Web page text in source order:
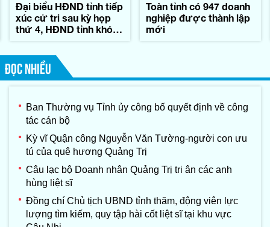
Đại biểu HĐND tỉnh tiếp
xúc cử tri sau kỳ họp
thứ 4, HĐND tỉnh khóa
Toàn tỉnh có 947 doanh
nghiệp được thành lập
mới
ĐỌC NHIỀU
Ban Thường vụ Tỉnh ủy công bố quyết định về công
tác cán bộ
Kỳ vĩ Quận công Nguyễn Văn Tường-người con ưu
tú của quê hương Quảng Trị
Câu lạc bộ Doanh nhân Quảng Trị tri ân các anh
hùng liệt sĩ
Đồng chí Chủ tịch UBND tỉnh thăm, động viên lực
lượng tìm kiếm, quy tập hài cốt liệt sĩ tại khu vực